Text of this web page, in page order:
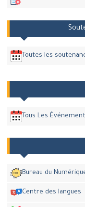
Toutes les
Tous Les
Bureau du
Centre des langues